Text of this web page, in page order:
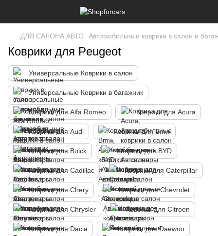
ДЛЯ САЛОНА АВТО Автомобильные коврики в салон и
Коврики для Peugeot
Универсальные Коврики в салон
Универсальные Коврики в багажник
Коврики для Alfa Romeo Коврики для Acura
Коврики для Audi Коврики для Bmw
Коврики для Buick Коврики для BYD
Коврики для Cadillac Коврики для Caterpillar
Коврики для Chery Коврики для Chevrolet
Коврики для Chrysler Коврики для Citroen
Коврики для Dacia Коврики для Daewoo